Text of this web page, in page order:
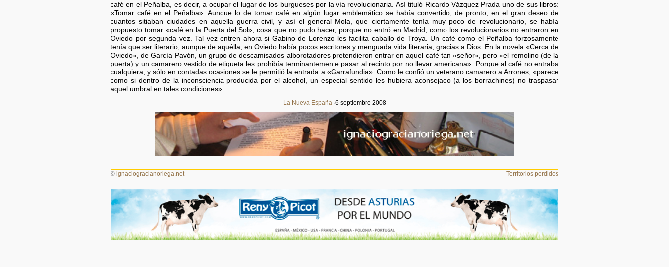
café en el Peñalba, es decir, a ocupar el lugar de los burgueses por la vía revolucionaria. Así tituló Ricardo Vázquez Prada uno de sus libros:
«Tomar café en el Peñalba». Aunque lo de tomar café en algún lugar emblemático se había convertido, de pronto, en el gran deseo de
cuantos sitiaban ciudades en aquella guerra civil, y así el general Mola, que ciertamente tenía muy poco de revolucionario, se había
propuesto tomar «café en la Puerta del Sol», cosa que no pudo hacer, porque no entró en Madrid, como los revolucionarios no entraron en
Oviedo por segunda vez. Tal vez entren ahora si Gabino de Lorenzo les facilita caballo de Troya. Un café como el Peñalba forzosamente
tenía que ser literario, aunque de aquélla, en Oviedo había pocos escritores y menguada vida literaria, gracias a Dios. En la novela «Cerca de
Oviedo», de García Pavón, un grupo de descamisados alborotadores pretendieron entrar en aquel café tan «señor», pero «el remolino (de la
puerta) y un camarero vestido de etiqueta les prohibía terminantemente pasar al recinto por no llevar americana». Porque al café no entraba
cualquiera, y sólo en contadas ocasiones se le permitió la entrada a «Garrafundia». Como le confió un veterano camarero a Arrones, «parece
como si dentro de la inconsciencia producida por el alcohol, un especial sentido les hubiera aconsejado (a los borrachines) no traspasar
aquel umbral en tales condiciones».
La Nueva España ·6 septiembre 2008
© ignaciogracianoriega.net Territorios perdidos